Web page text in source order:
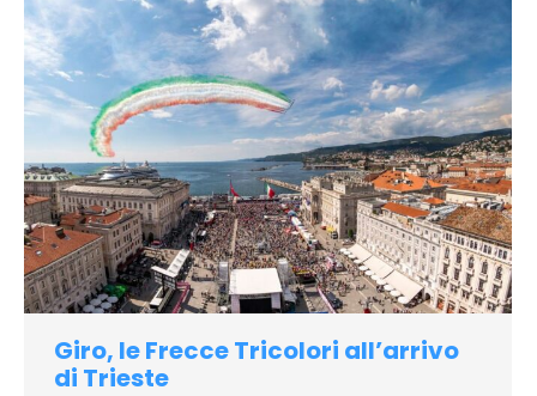
Giro, le Frecce Tricolori all’arrivo
di Trieste